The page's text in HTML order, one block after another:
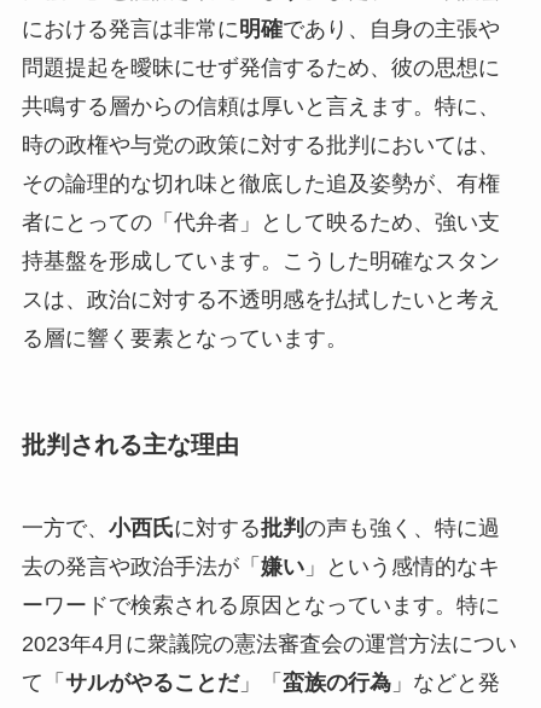
における発言は非常に明確であり、自身の主張や
問題提起を曖昧にせず発信するため、彼の思想に
共鳴する層からの信頼は厚いと言えます。特に、
時の政権や与党の政策に対する批判においては、
その論理的な切れ味と徹底した追及姿勢が、有権
者にとっての「代弁者」として映るため、強い支
持基盤を形成しています。こうした明確なスタン
スは、政治に対する不透明感を払拭したいと考え
る層に響く要素となっています。
批判される主な理由
一方で、 小西氏に対する批判 の声も強く、特に過
去の発言や政治手法が「 嫌い」という感情的なキ
ーワードで検索される原因となっています。特に
2023年4月に衆議院の憲法審査会の運営方法につい
て「 サルがやることだ」「 蛮族の行為」などと発